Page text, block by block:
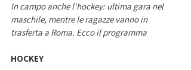
In campo anche l'hockey: ultima gara nel
maschile, mentre le ragazze vanno in
trasferta a Roma. Ecco il programma
HOCKEY